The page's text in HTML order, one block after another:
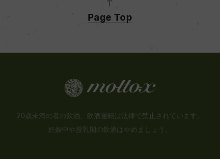
Page Top
20歳未満の者の飲酒、飲酒運転は法律で禁止されています。
妊娠中や授乳期の飲酒はやめましょう。